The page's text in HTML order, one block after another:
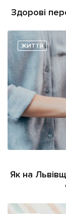
Картки
Репортаж
Розслідування
Погляди
Ініціативи
Лонгріди
[email
Здорові
ЖИТТЯ
Як на